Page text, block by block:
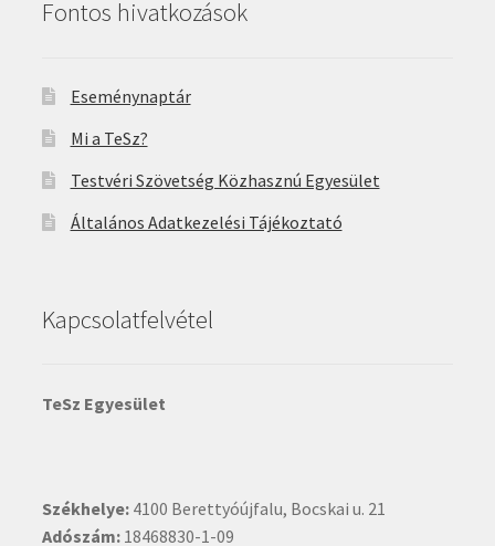
Fontos hivatkozások
Eseménynaptár
Mi a TeSz?
Testvéri Szövetség Közhasznú Egyesület
Általános Adatkezelési Tájékoztató
Kapcsolatfelvétel
TeSz Egyesület
Székhelye:4100 Berettyóújfalu, Bocskai u. 21
Adószám:18468830-1-09